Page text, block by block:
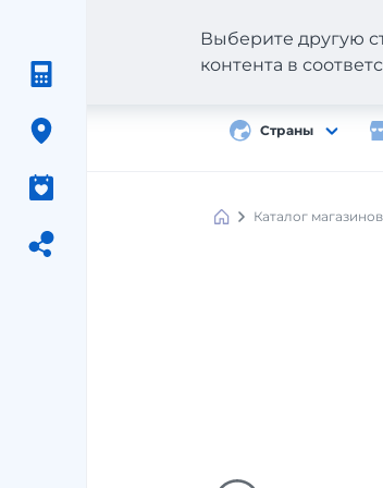
Страны
Выберите другую
контента в
Каталог магазинов